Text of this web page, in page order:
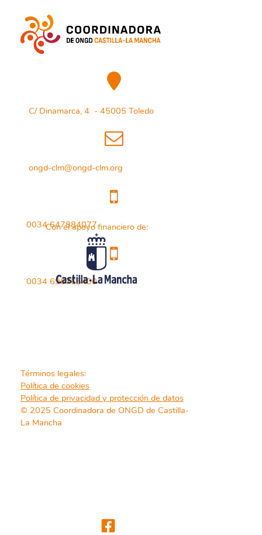
C/ Dinamarca, 4 - 45005 Toledo
ongd-clm@ongd-clm.org
0034 647884077
0034 696765400
Con el apoyo financiero de:
Términos legales:
Política de cookies
Política de privacidad y protección de datos
© 2025 Coordinadora de ONGD de Castilla-
La Mancha